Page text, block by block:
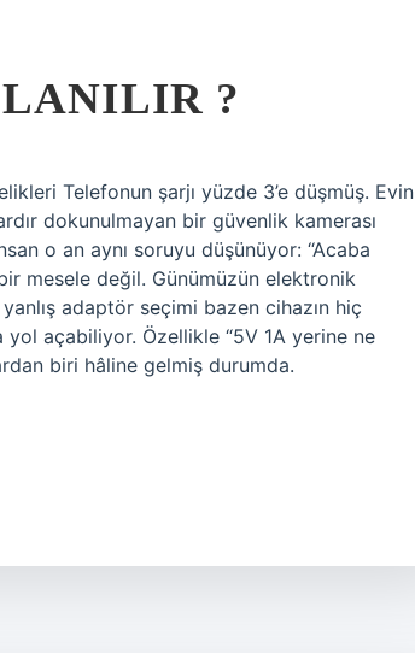
?
Telefonun şarjı yüzde 3’e düşmüş. Evin
dokunulmayan bir güvenlik kamerası
o an aynı soruyu düşünüyor: “Acaba
mesele değil. Günümüzün elektronik
adaptör seçimi bazen cihazın hiç
yol açabiliyor. Özellikle “5V 1A yerine ne
biri hâline gelmiş durumda.